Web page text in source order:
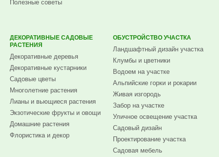
Полезные советы
ДЕКОРАТИВНЫЕ САДОВЫЕ
РАСТЕНИЯ
Декоративные деревья
Декоративные кустарники
Садовые цветы
Многолетние растения
Лианы и вьющиеся растения
Экзотические фрукты и овощи
Домашние растения
Флористика и декор
ОБУСТРОЙСТВО УЧАСТКА
Ландшафтный дизайн участка
Клумбы и цветники
Водоем на участке
Альпийские горки и рокарии
Живая изгородь
Забор на участке
Уличное освещение участка
Садовый дизайн
Проектирование участка
Садовая мебель